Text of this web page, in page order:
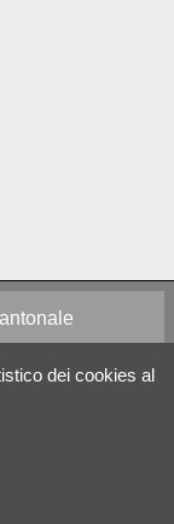
dei cookies al
media
legali